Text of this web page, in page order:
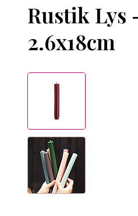
Rustik Lys
2.6x18cm